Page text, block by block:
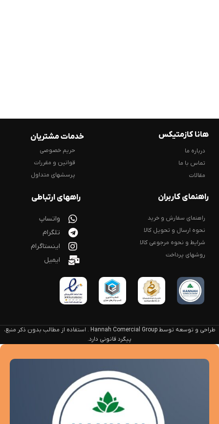
هانا کازمتیکس
درباره ما
تماس با ما
مقالات
خدمات مشتریان
حریم خصوصی
قوانین و مقررات
پرسشهای متداول
راهنمای کاربران
راهنمای سفارش و خرید
نحوه ارسال و تحویل کالا
شرایط و نحوه مرجوعی کالا
روشهای پرداخت
راههای ارتباطی
واتساپ
تلگرام
اینستاگرام
ایمیل
طراحی و توسعه توسط Hannah Comercial Group . استفاده از مطالب بدون ذکر منبع،
پیگرد قانونی دارد.